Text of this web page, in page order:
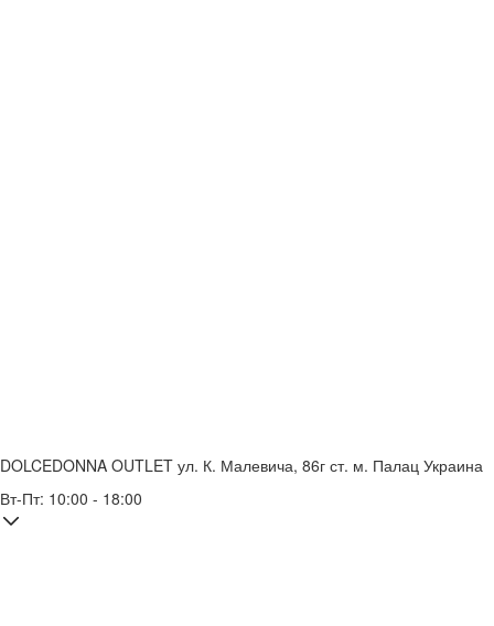
DOLCEDONNA OUTLET ул. К. Малевича, 86г ст. м. Палац Украина
Вт-Пт: 10:00 - 18:00